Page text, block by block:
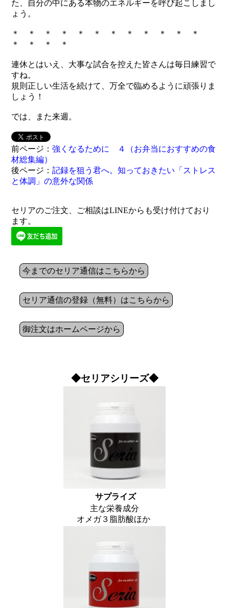
た、自分の中にある本物のエネルギーを呼び起こしまし
ょう。
＊ ＊ ＊ ＊ ＊ ＊ ＊ ＊ ＊ ＊ ＊ ＊
＊ ＊ ＊ ＊
連休とはいえ、大事な試合を控えた皆さんは毎日練習で
すね。
規則正しい生活を続けて、万全で臨めるように頑張りま
しょう！
では、また来週。
前ページ：強くなるために ４（お弁当におすすめの食
材総集編）
後ページ：記録を狙う君へ。知っておきたい「ストレス
と体調」の意外な関係
セリアのご注文、ご相談はLINEからも受け付けており
ます。
今までのセリア通信はこちらから
セリア通信の登録（無料）はこちらから
御注文はホームページから
◆セリアシリーズ◆
サプライズ
主な栄養成分
オメガ３脂肪酸ほか